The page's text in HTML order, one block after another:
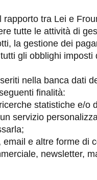
tra Lei e
tutte le attività di
la gestione dei
gli obblighi imposti
nella banca dati
finalità:
statistiche e/o
servizio
e altre forme di
newsletter,